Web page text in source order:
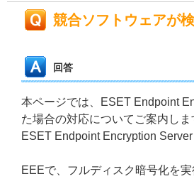
競合ソフトウェアが
回答
本ページでは、ESET Endpoint
た場合の対応についてご案内し
ESET Endpoint Encryption
EEEで、フルディスク暗号化を